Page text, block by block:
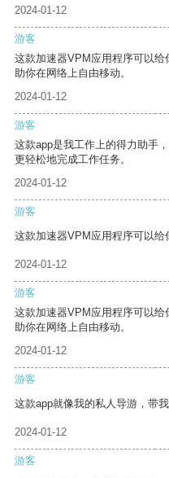
2024-01-12
游客
这款加速器VPM应用程序可以
助你在网络上自由移动。
2024-01-12
游客
这款app是我工作上的得力助手
更轻松地完成工作任务。
2024-01-12
游客
这款加速器VPM应用程序可以给
2024-01-12
游客
这款加速器VPM应用程序可以
助你在网络上自由移动。
2024-01-12
游客
这款app就像我的私人导游，带
2024-01-12
游客